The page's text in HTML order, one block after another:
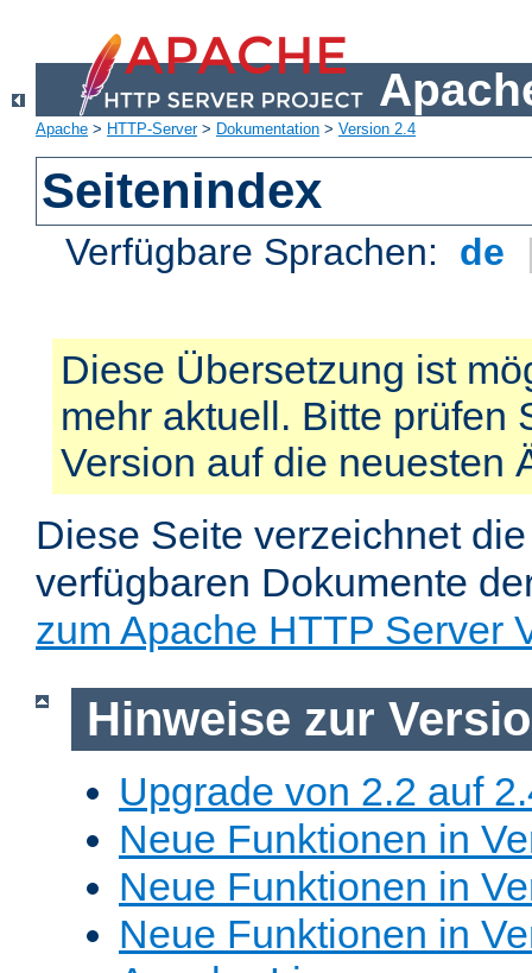
Apache > HTTP-Server> Dokumentation > Version 2.4
Seitenindex
Verfügbare Sprachen: de
Diese Übersetzung ist
mehr aktuell. Bitte prüfen
Version auf die neuesten
Diese Seite verzeichnet
verfügbaren Dokumente
zum Apache HTTP Server
Hinweise zur
Upgrade von 2.2 auf
Neue Funktionen in
Neue Funktionen in
Neue Funktionen in